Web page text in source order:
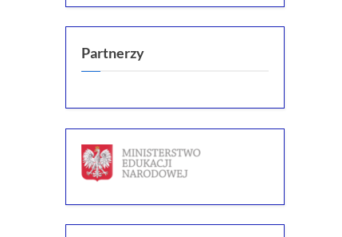
Partnerzy